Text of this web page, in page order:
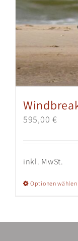
595,00 €
inkl. MwSt.
Optionen wählen